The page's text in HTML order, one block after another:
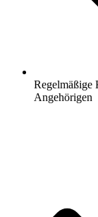
Regelmäßige
Angehörigen